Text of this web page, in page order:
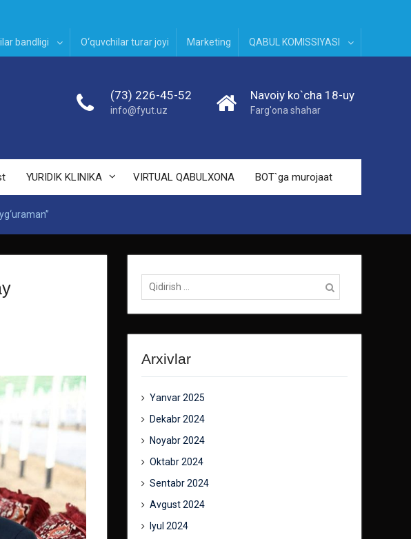
bandligi O‘quvchilar turar joyi Marketing QABUL KOMISSIYASI
(73) 226-45-52
info@fyut.uz
Navoiy ko`cha 18-uy
Farg'ona shahar
YURIDIK KLINIKA VIRTUAL QABULXONA BOT`ga murojaat
Qidirish:
Arxivlar
Yanvar 2025
Dekabr 2024
Noyabr 2024
Oktabr 2024
Sentabr 2024
Avgust 2024
Iyul 2024